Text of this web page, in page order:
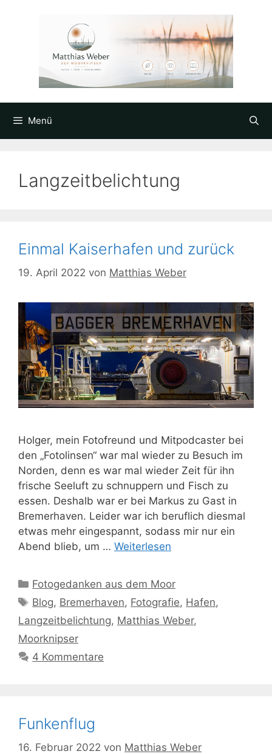
Menü
Langzeitbelichtung
Einmal Kaiserhafen und zurück
19. April 2022 von Matthias Weber
Holger, mein Fotofreund und Mitpodcaster bei
den „Fotolinsen“ war mal wieder zu Besuch im
Norden, denn es war mal wieder Zeit für ihn
frische Seeluft zu schnuppern und Fisch zu
essen. Deshalb war er bei Markus zu Gast in
Bremerhaven. Leider war ich beruflich diesmal
etwas mehr eingespannt, sodass mir nur ein
Abend blieb, um … Weiterlesen
Kategorien
Fotogedanken aus dem Moor
Schlagwörter
Blog, Bremerhaven, Fotografie, Hafen,
Langzeitbelichtung, Matthias Weber,
Moorknipser
4 Kommentare
Funkenflug
16. Februar 2022 von Matthias Weber